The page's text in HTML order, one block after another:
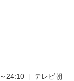
24:10 |
テレビ朝